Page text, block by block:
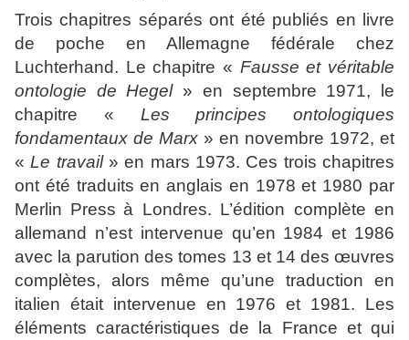
Trois chapitres séparés ont été publiés en livre
de poche en Allemagne fédérale chez
Luchterhand. Le chapitre « Fausse et véritable
ontologie de Hegel» en septembre 1971, le
chapitre « Les principes ontologiques
fondamentaux de Marx » en novembre 1972, et
«Le travail» en mars 1973. Ces trois chapitres
ont été traduits en anglais en 1978 et 1980 par
Merlin Press à Londres. L’édition complète en
allemand n’est intervenue qu’en 1984 et 1986
avec la parution des tomes 13 et 14 des œuvres
complètes, alors même qu’une traduction en
italien était intervenue en 1976 et 1981. Les
éléments caractéristiques de la France et qui